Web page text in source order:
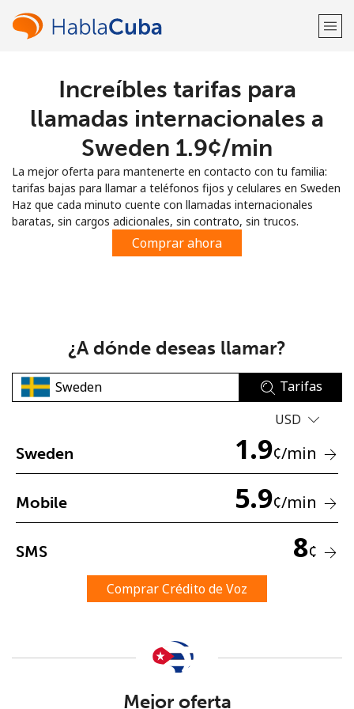
¡Bienvenido!
Regístrate con
Mínimo 8 caracteres
Una letra mayúscula y una minúscula
Un caracter especial
Increíbles tarifas para
llamadas internacionales a
Sweden ⁦1.9¢⁩/min
La mejor oferta para mantenerte en contacto con tu familia:
tarifas bajas para llamar a teléfonos fijos y celulares en Sweden
Haz que cada minuto cuente con llamadas internacionales
baratas, sin cargos adicionales, sin contrato, sin trucos.
Comprar ahora
¿A dónde deseas llamar?
Tarifas
USD
Sweden 1.9¢/min
Mobile 5.9¢/min
SMS 8¢
Comprar Crédito de Voz
Mejor oferta